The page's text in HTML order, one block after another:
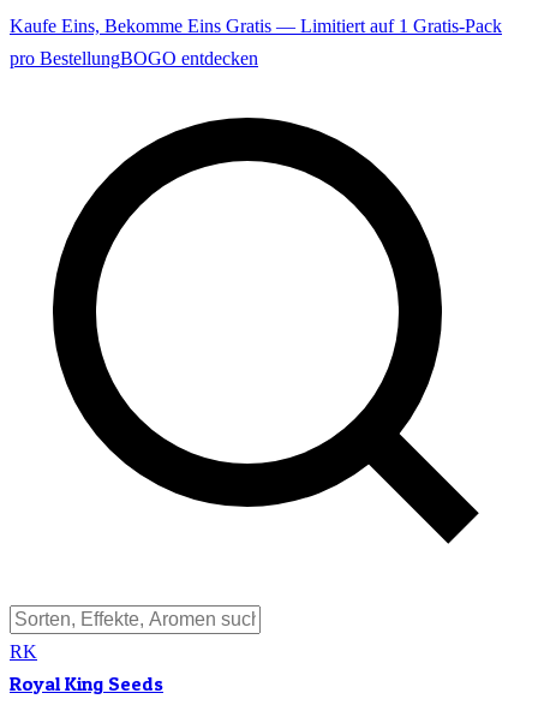
Kaufe Eins, Bekomme Eins Gratis — Limitiert auf 1 Gratis-Pack
pro BestellungBOGO entdecken
RK
Royal King Seeds